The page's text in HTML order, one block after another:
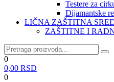
Testere za
Dijamantske
LIČNA ZAŠTITNA
ZAŠTITNE I
0
0,00 RSD
0